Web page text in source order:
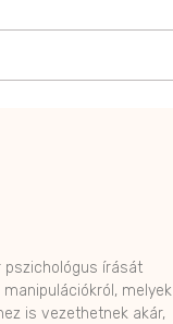
pszichológus írását
melyek
is vezethetnek akár,